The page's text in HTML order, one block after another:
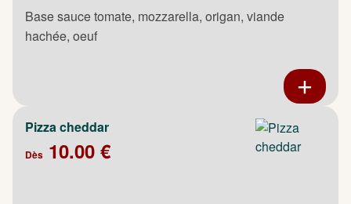
Base sauce tomate, mozzarella, origan, viande
hachée, oeuf
Pizza cheddar
Dès 10.00 €